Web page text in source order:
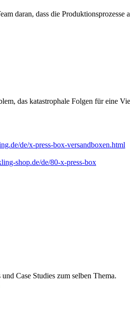
daran, dass die
das katastrophale Folgen für eine
de/x-press-box-versandboxen.html
shop.de/de/80-x-press-box
Case Studies zum selben Thema.